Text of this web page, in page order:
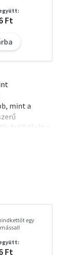
Ft
mint a
fejlődését a
be. A
egy
Ft